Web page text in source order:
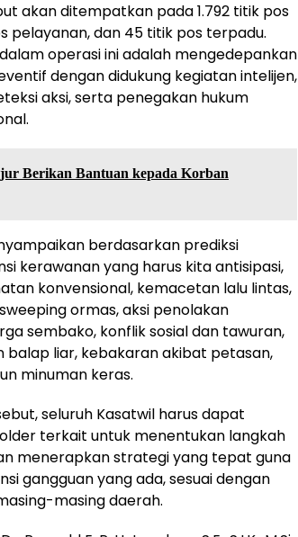
akan ditempatkan pada 1.792 titik pos
pelayanan, dan 45 titik pos terpadu.
operasi ini adalah mengedepankan
dengan didukung kegiatan intelijen,
aksi, serta penegakan hukum
Berikan Bantuan kepada Korban
berdasarkan prediksi
kerawanan yang harus kita antisipasi,
konvensional, kemacetan lalu lintas,
ormas, aksi penolakan
sembako, konflik sosial dan tawuran,
balap liar, kebakaran akibat petasan,
minuman keras.
seluruh Kasatwil harus dapat
terkait untuk menentukan langkah
menerapkan strategi yang tepat guna
gangguan yang ada, sesuai dengan
masing daerah.